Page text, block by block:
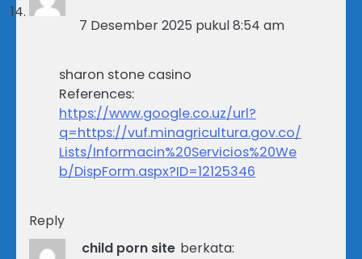
7 Desember 2025 pukul 8:54 am
sharon stone casino
References:
https://www.google.co.uz/url?
q=https://vuf.minagricultura.gov.co/
Lists/Informacin%20Servicios%20We
b/DispForm.aspx?ID=12125346
Reply
child porn site berkata: